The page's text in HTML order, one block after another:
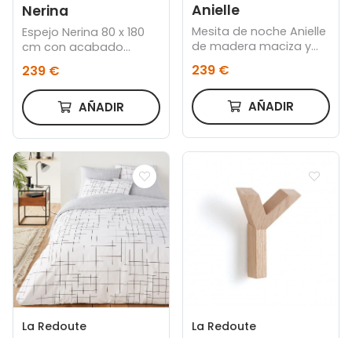
Nerina
Espejo Nerina 80 x 180
cm con acabado
239 €
AÑADIR
Anielle
Mesita de noche Anielle
de madera maciza y
58,4 cm
239 €
AÑADIR
La Redoute La Redoute